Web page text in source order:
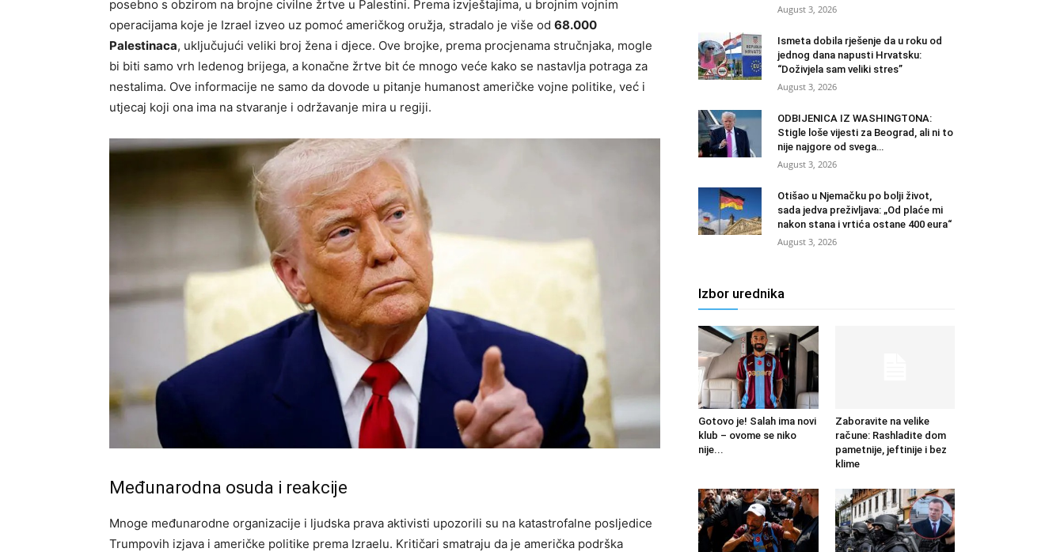
posebno s obzirom na brojne civilne žrtve u Palestini. Prema izvještajima, u brojnim vojnim
operacijama koje je Izrael izveo uz pomoć američkog oružja, stradalo je više od 68.000
Palestinaca, uključujući veliki broj žena i djece. Ove brojke, prema procjenama stručnjaka, mogle
bi biti samo vrh ledenog brijega, a konačne žrtve bit će mnogo veće kako se nastavlja potraga za
nestalima. Ove informacije ne samo da dovode u pitanje humanost američke vojne politike, već i
utjecaj koji ona ima na stvaranje i održavanje mira u regiji.
Međunarodna osuda i reakcije
Mnoge međunarodne organizacije i ljudska prava aktivisti upozorili su na katastrofalne posljedice
Trumpovih izjava i američke politike prema Izraelu. Kritičari smatraju da je američka podrška
August 3, 2026
Ismeta dobila rješenje da u roku od
jednog dana napusti Hrvatsku:
“Doživjela sam veliki stres”
August 3, 2026
ODBIJENICA IZ WASHINGTONA:
Stigle loše vijesti za Beograd, ali ni to
nije najgore od svega…
August 3, 2026
Otišao u Njemačku po bolji život,
sada jedva preživljava: „Od plaće mi
nakon stana i vrtića ostane 400 eura“
August 3, 2026
Izbor urednika
Gotovo je! Salah ima novi
klub – ovome se niko
nije...
Zaboravite na velike
račune: Rashladite dom
pametnije, jeftinije i bez
klime